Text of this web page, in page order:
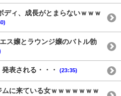
ディ、成長がとまらないｗｗｗ
ス嬢とラウンジ嬢のバトル勃
表される・・・ (23:35)
に来ている女ｗｗｗｗｗｗｗ